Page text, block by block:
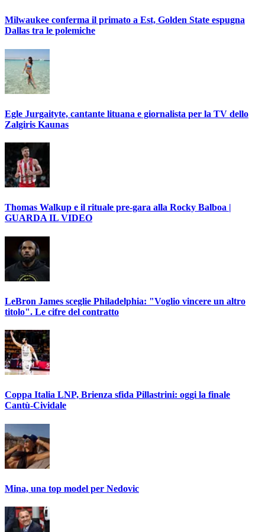
Milwaukee conferma il primato a Est, Golden State espugna
Dallas tra le polemiche
Egle Jurgaityte, cantante lituana e giornalista per la TV dello
Zalgiris Kaunas
Thomas Walkup e il rituale pre-gara alla Rocky Balboa |
GUARDA IL VIDEO
LeBron James sceglie Philadelphia: "Voglio vincere un altro
titolo". Le cifre del contratto
Coppa Italia LNP, Brienza sfida Pillastrini: oggi la finale
Cantù-Cividale
Mina, una top model per Nedovic